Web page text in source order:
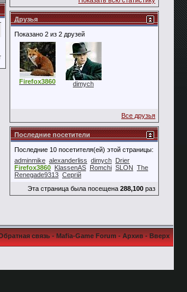
Друзья
Показано 2 из 2 друзей
Firefox3860 dimych
Все друзья
Последние посетители
Последние 10 посетителя(ей) этой страницы:
adminmike alexanderliss dimych Drier
Firefox3860 KlassenAS Romchi SLON The
Renegade9313 Сергій
Эта страница была посещена 288,100 раз
связь-Mafia-Game Forum-Архив-Вверх